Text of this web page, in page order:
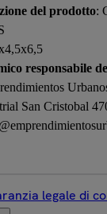
del prodotto:
responsabile
San Cristobal
legale di